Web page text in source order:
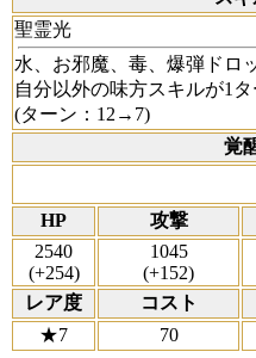
聖霊光
水、お邪魔、毒、爆弾ドロ
自分以外の味方スキルが1タ
(ターン：12→7)
覚
HP 攻撃
2540
(+254)
1045
(+152)
レア度
コスト
★7
70